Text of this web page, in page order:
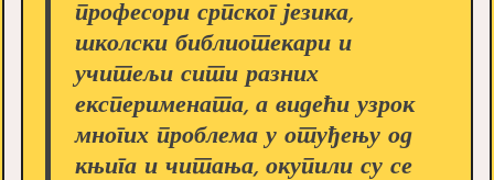
професори српског језика,
школски библиотекари и
учитељи сити разних
експеримената, а видећи узрок
многих проблема у отуђењу од
књига и читања, окупили су се